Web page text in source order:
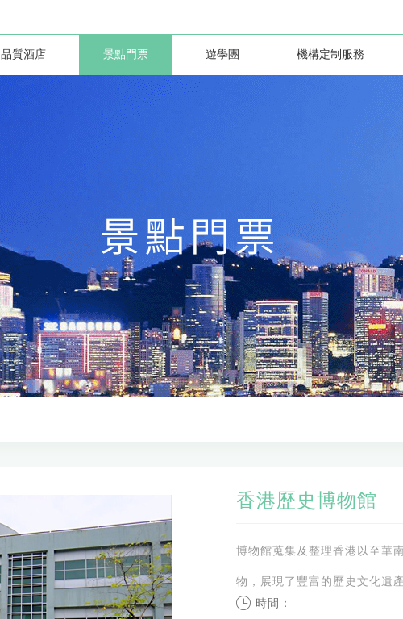
品質酒店 景點門票 遊學團 機構定制服務
香港歷史博物館
博物館蒐集及整理香港以至華
物，展現了豐富的歷史文化遺產
時間：